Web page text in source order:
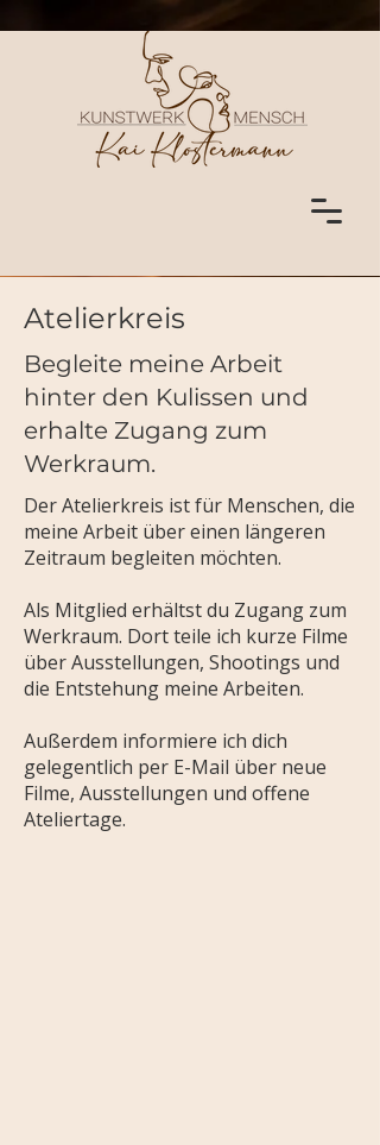
Atelierkreis
Begleite meine Arbeit
hinter den Kulissen und
erhalte Zugang zum
Werkraum.
Der Atelierkreis ist für Menschen, die
meine Arbeit über einen längeren
Zeitraum begleiten möchten.
Als Mitglied erhältst du Zugang zum
Werkraum. Dort teile ich kurze Filme
über Ausstellungen, Shootings und
die Entstehung meine Arbeiten.
Außerdem informiere ich dich
gelegentlich per E-Mail über neue
Filme, Ausstellungen und offene
Ateliertage.